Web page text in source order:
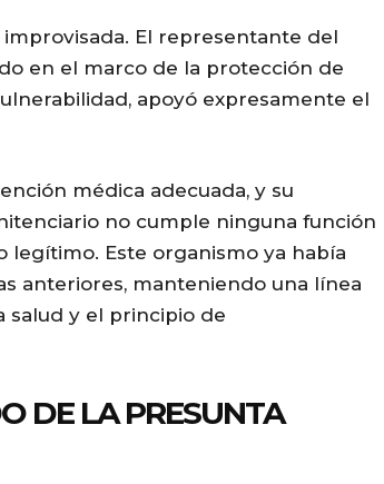
El representante del
en el marco de la protección de
apoyó expresamente el
médica adecuada, y su
no cumple ninguna función
Este organismo ya había
anteriores, manteniendo una línea
salud y el principio de
DE LA PRESUNTA